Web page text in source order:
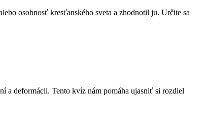
osobnosť kresťanského sveta a zhodnotil ju. Určite sa
a deformácii. Tento kvíz nám pomáha ujasniť si rozdiel